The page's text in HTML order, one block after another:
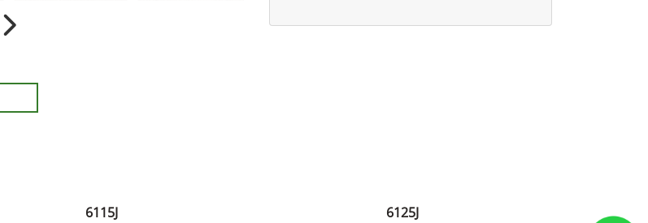
Próximo
6115J 6125J